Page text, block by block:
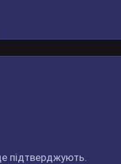
підтверджують.